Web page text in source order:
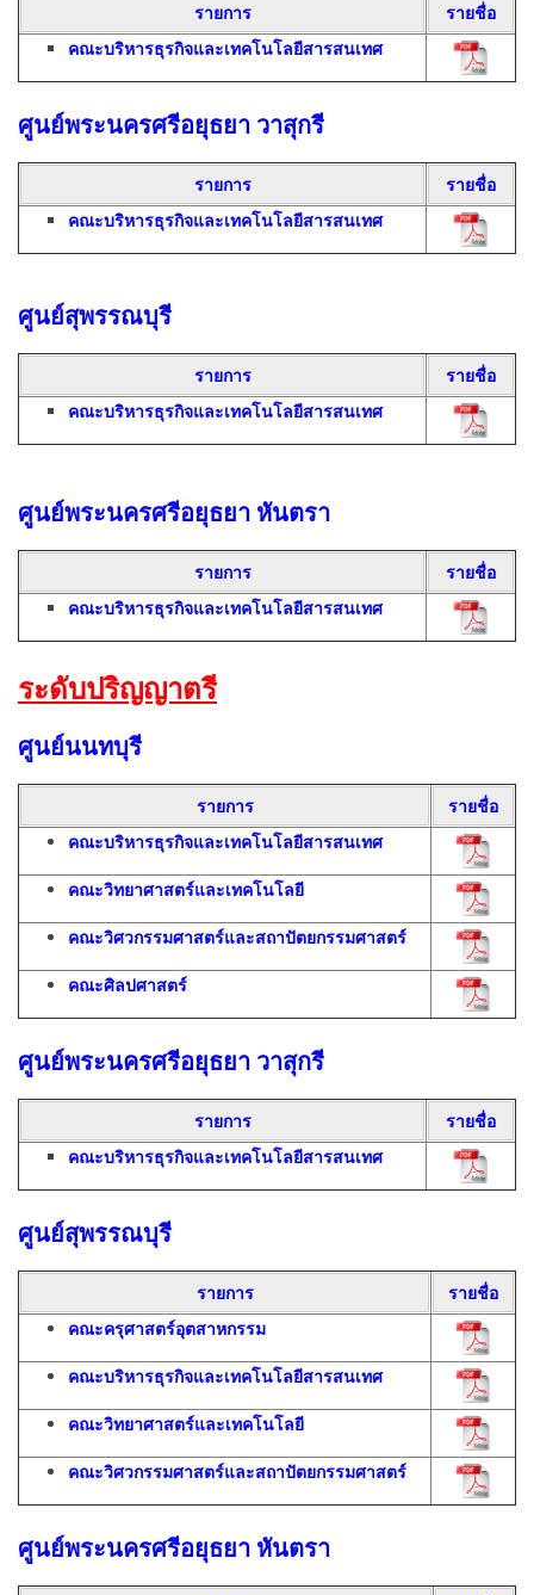
รายการ
รายชื่อ
คณะบริหารธุรกิจและเทคโนโลยีสารสนเทศ
ศูนย์พระนครศรีอยุธยา วาสุกรี
รายการ
รายชื่อ
คณะบริหารธุรกิจและเทคโนโลยีสารสนเทศ
ศูนย์สุพรรณบุรี
รายการ
รายชื่อ
คณะบริหารธุรกิจและเทคโนโลยีสารสนเทศ
ศูนย์พระนครศรีอยุธยา หันตรา
รายการ
รายชื่อ
คณะบริหารธุรกิจและเทคโนโลยีสารสนเทศ
ระดับปริญญาตรี
ศูนย์นนทบุรี
รายการ
รายชื่อ
คณะบริหารธุรกิจและเทคโนโลยีสารสนเทศ
คณะวิทยาศาสตร์และเทคโนโลยี
คณะวิศวกรรมศาสตร์และสถาปัตยกรรมศาสตร์
คณะศิลปศาสตร์
ศูนย์พระนครศรีอยุธยา วาสุกรี
รายการ
รายชื่อ
คณะบริหารธุรกิจและเทคโนโลยีสารสนเทศ
ศูนย์สุพรรณบุรี
รายการ
รายชื่อ
คณะครุศาสตร์อุตสาหกรรม
คณะบริหารธุรกิจและเทคโนโลยีสารสนเทศ
คณะวิทยาศาสตร์และเทคโนโลยี
คณะวิศวกรรมศาสตร์และสถาปัตยกรรมศาสตร์
ศูนย์พระนครศรีอยุธยา หันตรา